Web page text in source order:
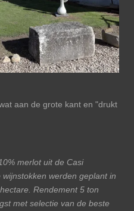
aan de grote kant en "drukt
merlot uit de Casi
werden geplant in
Rendement 5 ton
met selectie van de beste